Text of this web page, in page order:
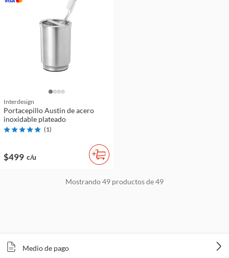
Interdesign
Portacepillo Austin de acero
inoxidable plateado
(1)
$499 c/u
Mostrando49 productos de49
Medio de pago